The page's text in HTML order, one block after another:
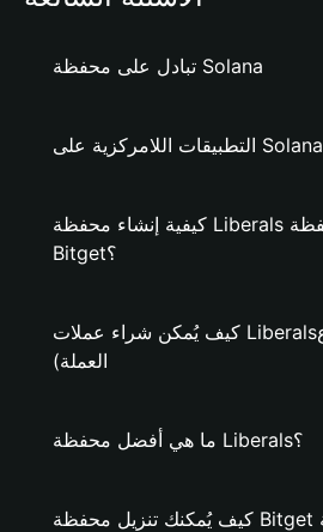
تبادل على محفظة Solana
التطبيقات اللامركزية على Solana
كيفية إنشاء محفظة Liberals على محفظة
Bitget؟
كيف يُمكن شراء عملات Liberals؟ (فقط لمشروع
العملة)
ما هي أفضل محفظة Liberals؟
كيف يُمكنك تنزيل محفظة Bitget وإنشاء محفظة